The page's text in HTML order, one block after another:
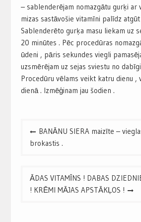
– sablenderējam nomazgātu gurķi ar
mizas sastāvošie vitamīni palīdz
Sablenderēto gurķa masu liekam uz
20 minūtes . Pēc procedūras
ūdeni , pāris sekundes viegli
uzsmērējam uz sejas sviestu no
Procedūru vēlams veikt katru dienu ,
dienā . Izmēģinam jau šodien .
Post
navigation
BANĀNU SIERA maizīte –
brokastis .
ĀDAS VITAMĪNS ! DABAS
! KRĒMI MĀJAS APSTĀKĻOS !